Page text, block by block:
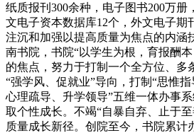
纸质报刊300余种，电子图书200万册
文电子资本数据库12个，外文电子期
注沉和加强以提高质量为焦点的内涵
南书院，书院“以学生为根，育报酬
的焦点，努力于打制一个全方位、多
“强学风、促就业”导向，打制“思惟指
心理疏导、升学领导”五维一体办事
取个性成长。不竭“自暴自弃、止于
质量成长新径。创院至今，书院累计